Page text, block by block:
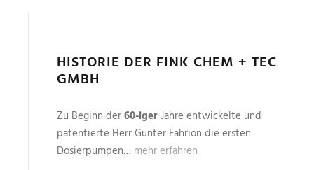
HISTORIE DER FINK CHEM + TEC
GMBH
Zu Beginn der60-igerJahre entwickelte und
patentierte Herr Günter Fahrion die ersten
Dosierpumpen… mehr erfahren